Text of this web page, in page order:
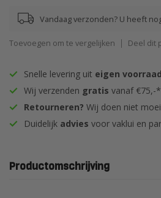
Vandaag verzonden? U heeft
Toevoegen om te vergelijken Deel dit
Snelle levering uit eigen voorraad
Wij verzenden gratis vanaf €75,-*
Retourneren? Wij doen niet
Duidelijk advies voor vaklui en
Productomschrijving